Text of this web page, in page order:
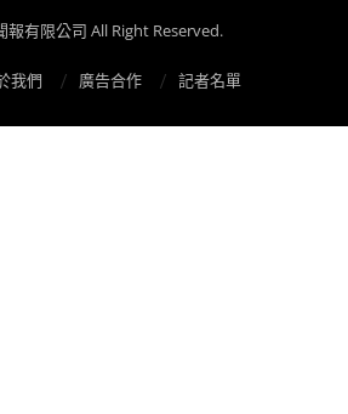
報有限公司 All Right Reserved.
我們 廣告合作 記者名單